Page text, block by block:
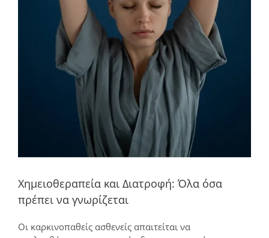
Χημειοθεραπεία και Διατροφή: Όλα όσα
πρέπει να γνωρίζεται
Οι καρκινοπαθείς ασθενείς απαιτείται να